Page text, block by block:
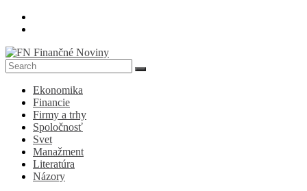
Skip
FN
Finančné
Noviny
Denník
ekonomike
spoločnosti
Ekonomika
Financie
Firmy a trhy
Spoločnosť
Svet
Manažment
Literatúra
Názory